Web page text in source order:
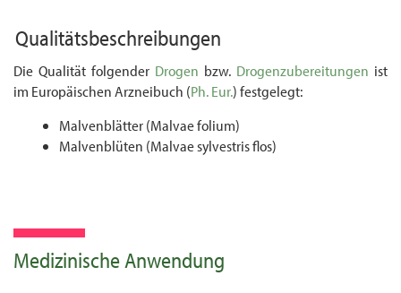
Qualitätsbeschreibungen
Die Qualität folgender Drogen bzw. Drogenzubereitungen ist
im Europäischen Arzneibuch (Ph. Eur.) festgelegt:
Malvenblätter (Malvae folium)
Malvenblüten (Malvae sylvestris flos)
Medizinische Anwendung